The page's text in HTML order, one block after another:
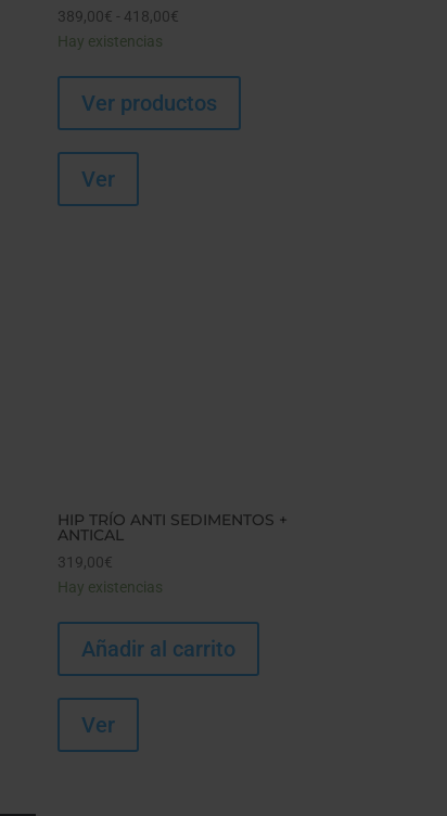
389,00€ - 418,00€
389,00€
Hay existencias
Ver productos
Ver
HIP TRÍO ANTI SEDIMENTOS +
ANTICAL
319,00€
Hay existencias
Añadir al carrito
Ver